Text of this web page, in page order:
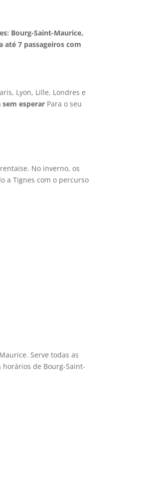
Bourg-Saint-Maurice,
até 7 passageiros com
Lyon, Lille, Londres e
esperar Para o seu
No inverno, os
a Tignes com o percurso
Serve todas as
horários de Bourg-Saint-